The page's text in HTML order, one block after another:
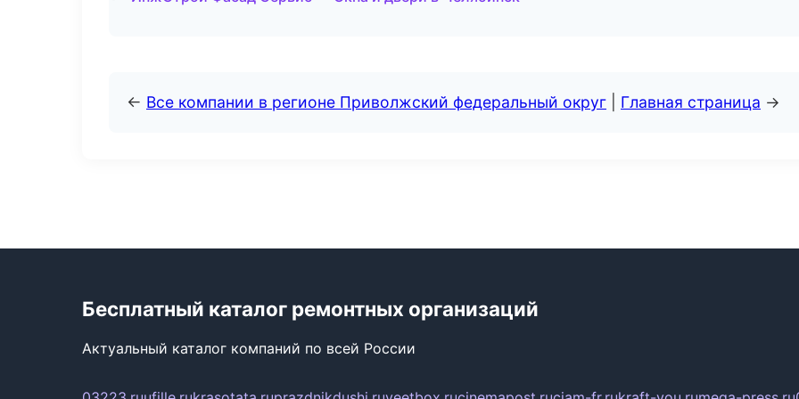
← Все компании в регионе Приволжский федеральный округ Главная страница →
Бесплатный каталог ремонтных организаций
Актуальный каталог компаний по всей России